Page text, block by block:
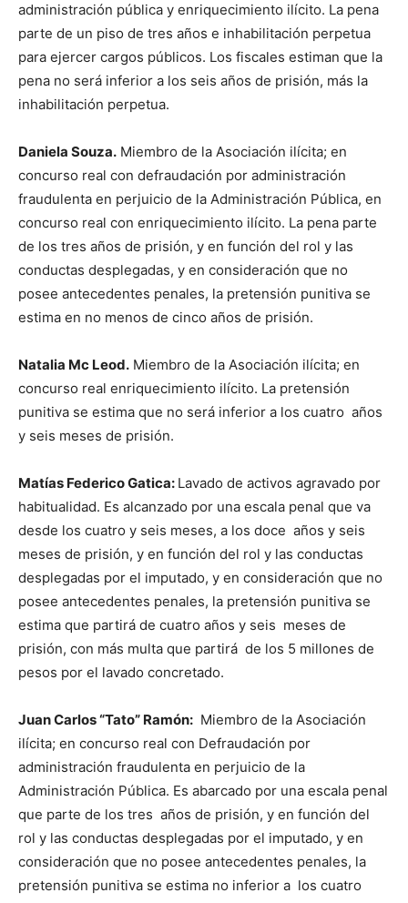
administración pública y enriquecimiento ilícito. La pena
parte de un piso de tres años e inhabilitación perpetua
para ejercer cargos públicos. Los fiscales estiman que la
pena no será inferior a los seis años de prisión, más la
inhabilitación perpetua.
Daniela Souza. Miembro de la Asociación ilícita; en
concurso real con defraudación por administración
fraudulenta en perjuicio de la Administración Pública, en
concurso real con enriquecimiento ilícito. La pena parte
de los tres años de prisión, y en función del rol y las
conductas desplegadas, y en consideración que no
posee antecedentes penales, la pretensión punitiva se
estima en no menos de cinco años de prisión.
Natalia Mc Leod. Miembro de la Asociación ilícita; en
concurso real enriquecimiento ilícito. La pretensión
punitiva se estima que no será inferior a los cuatro años
y seis meses de prisión.
Matías Federico Gatica: Lavado de activos agravado por
habitualidad. Es alcanzado por una escala penal que va
desde los cuatro y seis meses, a los doce años y seis
meses de prisión, y en función del rol y las conductas
desplegadas por el imputado, y en consideración que no
posee antecedentes penales, la pretensión punitiva se
estima que partirá de cuatro años y seis meses de
prisión, con más multa que partirá de los 5 millones de
pesos por el lavado concretado.
Juan Carlos “Tato” Ramón: Miembro de la Asociación
ilícita; en concurso real con Defraudación por
administración fraudulenta en perjuicio de la
Administración Pública. Es abarcado por una escala penal
que parte de los tres años de prisión, y en función del
rol y las conductas desplegadas por el imputado, y en
consideración que no posee antecedentes penales, la
pretensión punitiva se estima no inferior a los cuatro